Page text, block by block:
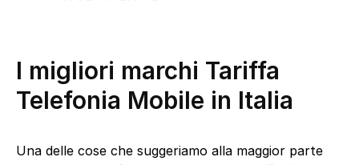
I migliori marchi Tariffa
Telefonia Mobile in Italia
Una delle cose che suggeriamo alla maggior parte